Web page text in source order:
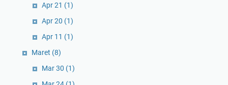
Apr 21 (1)
Apr 20 (1)
Apr 11 (1)
Maret (8)
Mar 30 (1)